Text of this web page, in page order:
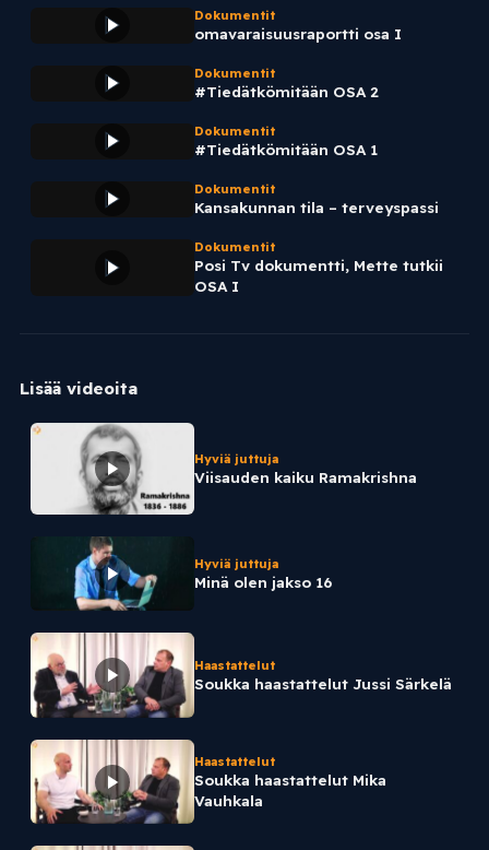
Dokumentit
omavaraisuusraportti osa I
Dokumentit
#Tiedätkömitään OSA 2
Dokumentit
#Tiedätkömitään OSA 1
Dokumentit
Kansakunnan tila – terveyspassi
Dokumentit
Posi Tv dokumentti, Mette tutkii
OSA I
Lisää videoita
Hyviä juttuja
Viisauden kaiku Ramakrishna
Hyviä juttuja
Minä olen jakso 16
Haastattelut
Soukka haastattelut Jussi Särkelä
Haastattelut
Soukka haastattelut Mika
Vauhkala